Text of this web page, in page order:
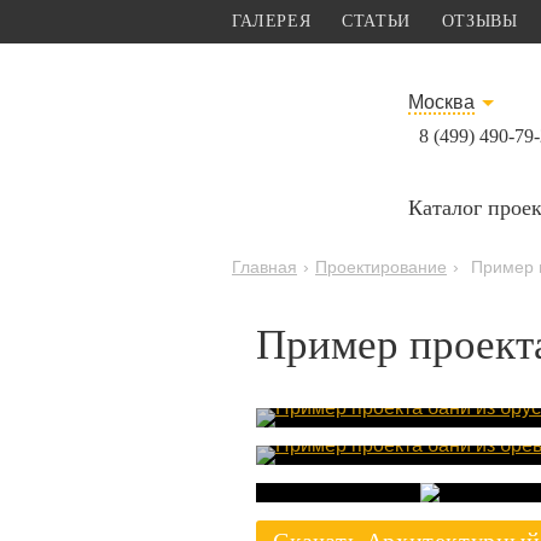
ГАЛЕРЕЯ СТАТЬИ ОТЗЫВЫ
Москва
8 (499) 490-
Каталог
Главная › Проектирование › Пример
Пример
Пример
бани из бруса
Пример
бани из